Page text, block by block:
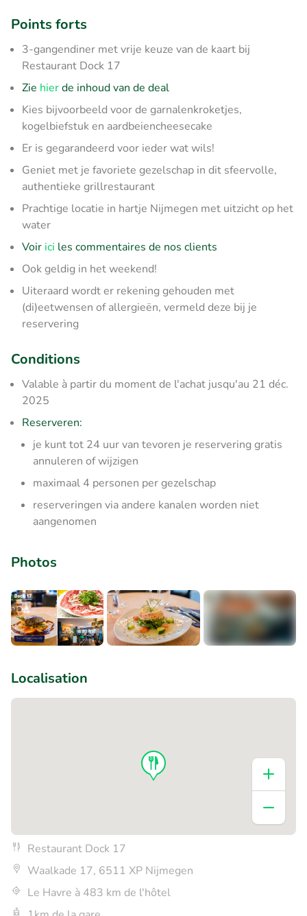
Points forts
3-gangendiner met vrije keuze van de kaart bij
Restaurant Dock 17
Zie hierde inhoud van de deal
Kies bijvoorbeeld voor de garnalenkroketjes,
kogelbiefstuk en aardbeiencheesecake
Er is gegarandeerd voor ieder wat wils!
Geniet met je favoriete gezelschap in dit sfeervolle,
authentieke grillrestaurant
Prachtige locatie in hartje Nijmegen met uitzicht op het
water
Voir ici les commentaires de nos clients
Ook geldig in het weekend!
Uiteraard wordt er rekening gehouden met
(di)eetwensen of allergieën, vermeld deze bij je
reservering
Conditions
Valable à partir du moment de l'achat jusqu'au 21 déc.
2025
Reserveren:
je kunt tot 24 uur van tevoren je reservering gratis
annuleren of wijzigen
maximaal 4 personen per gezelschap
reserveringen via andere kanalen worden niet
aangenomen
Photos
Localisation
Restaurant Dock 17
Waalkade 17, 6511 XP Nijmegen
Le Havre à 483 km de l'hôtel